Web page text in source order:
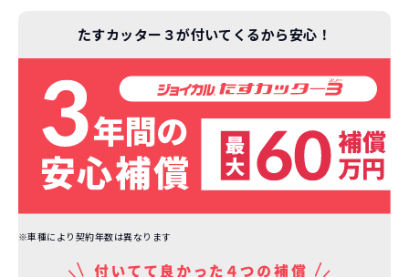
たすカッター３が付いてくるから安心！
※車種により契約年数は異なります